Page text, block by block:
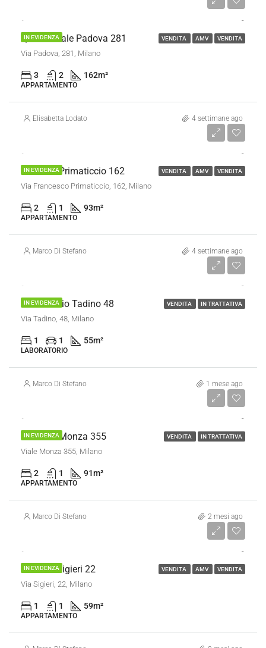
IN EVIDENZA VENDITA AMV VENDITA
Quadrilocale Padova 281
Via Padova, 281, Milano
3 2 162m²
APPARTAMENTO
Elisabetta Lodato 4 settimane ago
IN EVIDENZA VENDITA AMV VENDITA
Trilocale Primaticcio 162
Via Francesco Primaticcio, 162, Milano
2 1 93m²
APPARTAMENTO
Marco Di Stefano 4 settimane ago
IN EVIDENZA VENDITA IN TRATTATIVA
Laboratorio Tadino 48
Via Tadino, 48, Milano
1 1 55m²
LABORATORIO
Marco Di Stefano 1 mese ago
IN EVIDENZA VENDITA IN TRATTATIVA
Trilocale Monza 355
Viale Monza 355, Milano
2 1 91m²
APPARTAMENTO
Marco Di Stefano 2 mesi ago
IN EVIDENZA VENDITA AMV VENDITA
Bilocale Sigieri 22
Via Sigieri, 22, Milano
1 1 59m²
APPARTAMENTO